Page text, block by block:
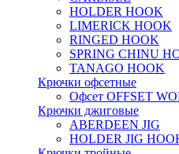
HOLDER HOOK
LIMERICK HOOK
RINGED HOOK
SPRING CHINU
TANAGO HOOK
Крючки офсетные
Офсет OFFSET
Крючки джиговые
ABERDEEN JIG
HOLDER JIG